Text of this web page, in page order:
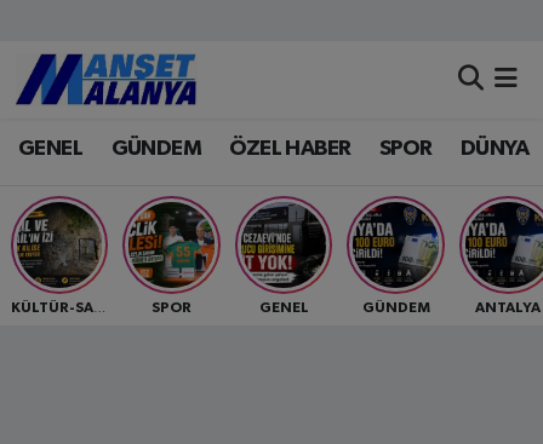
GENEL GÜNDEM ÖZEL HABER SPOR DÜNYA
KÜLTÜR-SANAT SPOR GENEL GÜNDEM ANTALYA
Antalya Nöbetçi Eczaneler
Antalya Hava Durumu
Antalya Namaz Vakitleri
Antalya Trafik Yoğunluk Haritası